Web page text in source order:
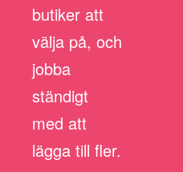
butiker att
välja på, och
jobba
ständigt
med att
lägga till fler.